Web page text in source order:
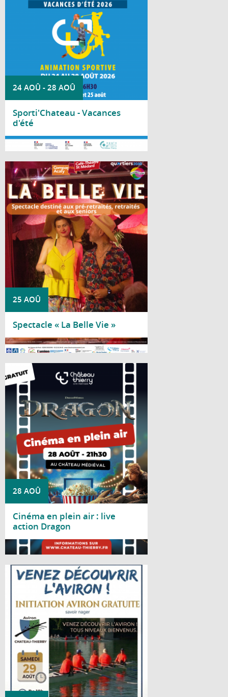
24 AOÛ -28 AOÛ
Sporti'Chateau - Vacances
d'été
d'activités sportives dans le cadre de
Sporti'Château.
Lire la suite
25 AOÛ
Spectacle « La Belle Vie »
Le Centre social Nicole Bastien vous invite
à découvrir « La Belle Vie », un spectacle
de la Compagnie Acaly, spécialement
proposé aux pré-retraités, retraités et
seniors.
Lire la suite
28 AOÛ
Cinéma en plein air : live
action Dragon
Le château médiéval se transforme en
salle de cinéma à ciel ouvert le temps
d'une soirée estivale, le vendredi 28 août
à 21h30, au château médiéval
Lire la suite
Le Club d'aviron de Château-Thierry vous
propose une journée d'initiation gratuite le
samedi 29 août 2026, de 10h à 18h, au
gymnase nautique, situé bords de Marne,
avenue d'Essômes à Château-Thierry.